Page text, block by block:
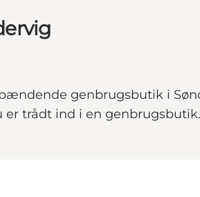
genbrugsbutik i
trådt ind i en